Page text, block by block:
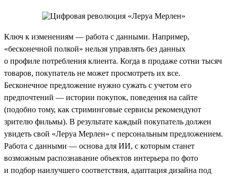
Ключ к изменениям — работа с данными. Например,
«бесконечной полкой» нельзя управлять без данных
о профиле потребления клиента. Когда в продаже сотни тысяч
товаров, покупатель не может просмотреть их все.
Бесконечное предложение нужно сужать с учетом его
предпочтений — истории покупок, поведения на сайте
(подобно тому, как стриминговые сервисы рекомендуют
зрителю фильмы). В результате каждый покупатель должен
увидеть свой «Леруа Мерлен» с персональным предложением.
Работа с данными — основа для ИИ, с которым станет
возможным распознавание объектов интерьера по фото
и подбор наилучшего соответствия, адаптация дизайна под